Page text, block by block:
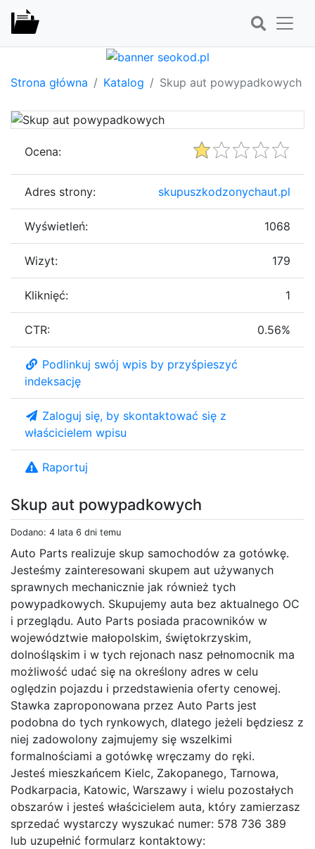
Strona główna Katalog Skup aut powypadkowych
Skup aut powypadkowych
Dodano: 4 lata 6 dni temu
Auto Parts realizuje skup samochodów za gotówkę.
Jesteśmy zainteresowani skupem aut używanych
sprawnych mechanicznie jak również tych
powypadkowych. Skupujemy auta bez aktualnego OC
i przeglądu. Auto Parts posiada pracowników w
województwie małopolskim, świętokrzyskim,
dolnośląskim i w tych rejonach nasz pełnomocnik ma
możliwość udać się na określony adres w celu
oględzin pojazdu i przedstawienia oferty cenowej.
Stawka zaproponowana przez Auto Parts jest
podobna do tych rynkowych, dlatego jeżeli będziesz z
niej zadowolony zajmujemy się wszelkimi
formalnościami a gotówkę wręczamy do ręki.
Jesteś mieszkańcem Kielc, Zakopanego, Tarnowa,
Podkarpacia, Katowic, Warszawy i wielu pozostałych
obszarów i jesteś właścicielem auta, który zamierzasz
sprzedać wystarczy wyszukać numer: 578 736 389
lub uzupełnić formularz kontaktowy:
Ocena:
Adres strony: skupuszkodzonychaut.pl
Wyświetleń: 1068
Wizyt: 179
Kliknięć: 1
CTR: 0.56%
Podlinkuj swój wpis by przyśpieszyć
indeksację
Zaloguj się, by skontaktować się z
właścicielem wpisu
Raportuj